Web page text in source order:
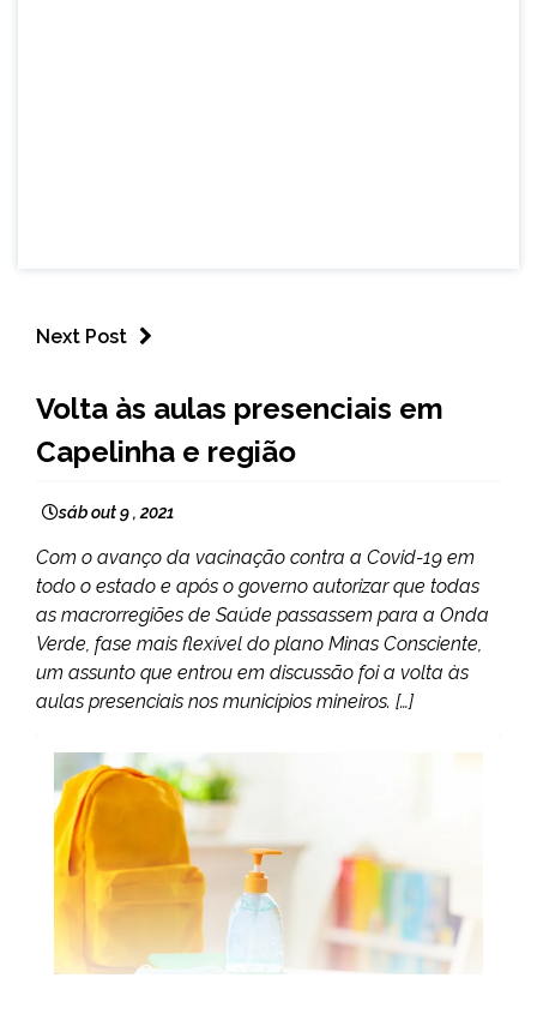
Next Post
MINAS
GERAIS
NOTÍCIAS
Volta às aulas presenciais em
Capelinha e região
sáb out 9 , 2021
Com o avanço da vacinação contra a Covid-19 em
todo o estado e após o governo autorizar que todas
as macrorregiões de Saúde passassem para a Onda
Verde, fase mais flexível do plano Minas Consciente,
um assunto que entrou em discussão foi a volta às
aulas presenciais nos municípios mineiros. […]